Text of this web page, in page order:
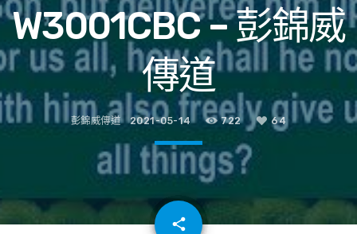
W3001CBC – 彭錦威
傳道
彭錦威傳道 2021-05-14 722 64
share
email